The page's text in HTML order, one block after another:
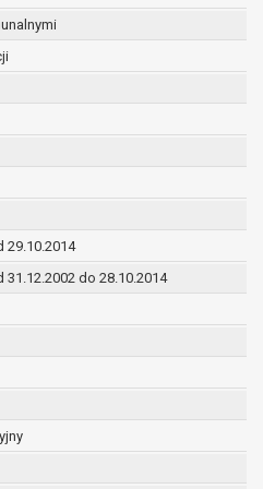
29.10.2014
do 28.10.2014
władzy publicznej
przypadkach dane osobowe
wcześniej udzielonej
w treści zgody.
danych w celu wskazanym
być udostępniane innym
odbiorców danych osobowych.
przetwarzają dane osobowe w
na podstawie zawartej z nim umowy
danych osobowych;
do odbioru danych
przepisów prawa.
będą przetwarzane przez okres
celu dla jakiego zostały zebrane
określonymi przez przepisy
osobowe przetwarzane są na
dotyczą przetwarzanie odbywa